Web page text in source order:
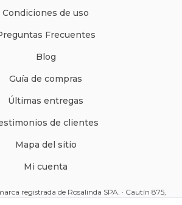
Condiciones de uso
Frecuentes
Blog
Guía de compras
Últimas entregas
de clientes
Mapa del sitio
Mi cuenta
registrada de Rosalinda SPA. · Cautín 875,